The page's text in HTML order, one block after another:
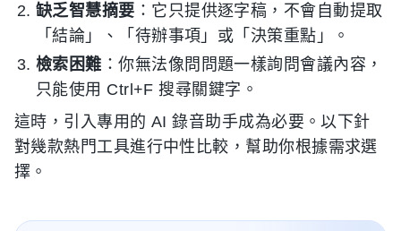
缺乏智慧摘要 ：它只提供逐字稿，不會自動提取
「結論」、「待辦事項」或「決策重點」。
檢索困難 ：你無法像問問題一樣詢問會議內容，
只能使用 Ctrl+F 搜尋關鍵字。
這時，引入專用的 AI 錄音助手成為必要。以下針
對幾款熱門工具進行中性比較，幫助你根據需求選
擇。